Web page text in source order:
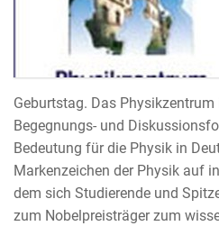
Geburtstag. Das
Begegnungs- und
Bedeutung für die Physik in
Markenzeichen der Physik auf
dem sich Studierende und
zum Nobelpreisträger zum